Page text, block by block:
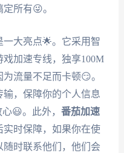
所有😜。
大亮点🌟。它采用智
加速专线，独享100M
流量不足而卡顿😏。
，保障你的个人信息
😃。此外， 番茄加速
时保障，如果你在使
时联系他们，他们会